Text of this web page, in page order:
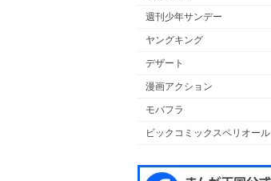
週刊少年サンデー
ヤングキング
デザート
漫画アクション
モバフラ
ビックコミックスペリオール